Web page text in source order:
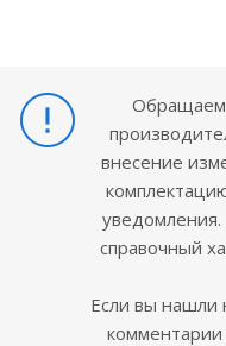
Обращаем
внесение
справочный
Если вы нашли